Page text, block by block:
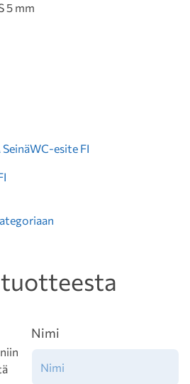
5 mm
esite FI
Nimi